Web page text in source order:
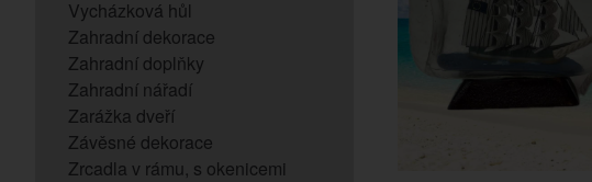
Vycházková hůl
Zahradní dekorace
Zahradní doplňky
Zahradní nářadí
Zarážka dveří
Závěsné dekorace
Zrcadla v rámu, s okenicemi